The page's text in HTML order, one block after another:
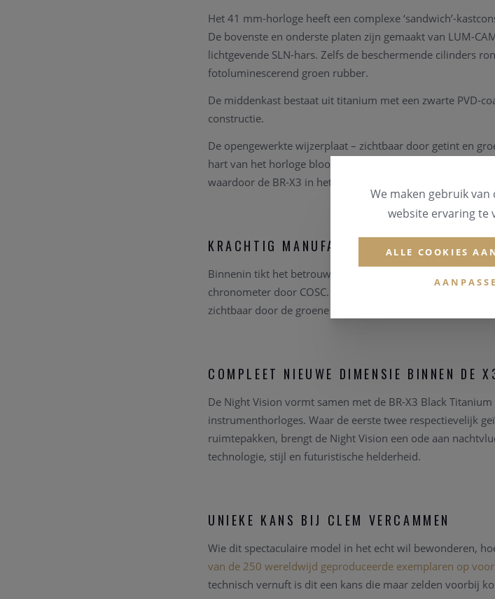
Het 41 mm-horloge heeft een complexe ‘sandwich’-
De bovenste en onderste platen zijn gemaakt van LUM-
lichtgevende SLN-hars. Zelfs de beschermende cilinders
fotoluminescerend groen rubber.
De middenkast bestaat uit titanium met een zwarte PVD-
constructie.
De opengewerkte wijzerplaat – zichtbaar door getint en
hart van het horloge bloot. Cijfers, indexen en
waardoor de BR-X3 in het donker letterlijk oplicht als een
KRACHTIG MANUFACTUURKALIBER
Binnenin tikt het betrouwbare BR-CAL.323-kaliber,
chronometer door COSC. Het automatische gangwerk
zichtbaar door de groene saffieren achterzijde.
COMPLEET NIEUWE DIMENSIE BINNEN DE
De Night Vision vormt samen met de BR-X3 Black
instrumenthorloges. Waar de eerste twee respectievelijk
ruimtepakken, brengt de Night Vision een ode aan
technologie, stijl en futuristische helderheid.
UNIEKE KANS BIJ CLEM VERCAMMEN
Wie dit spectaculaire model in het echt wil bewonderen,
van de 250 wereldwijd geproduceerde exemplaren op
technisch vernuft is dit een kans die maar zelden voorbij
We maken gebruik van
website ervaring te
ALLE COOKIES